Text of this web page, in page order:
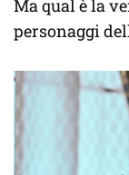
Ma qual è la
personaggi